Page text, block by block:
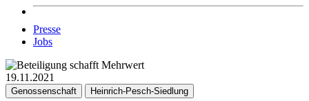
Presse
Jobs
19.11.2021
Genossenschaft Heinrich-Pesch-Siedlung